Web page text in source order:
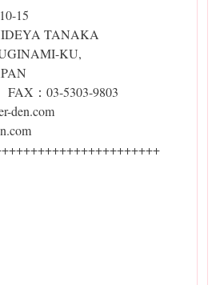
15
TANAKA
KU,
：03-5303-9803
den.com